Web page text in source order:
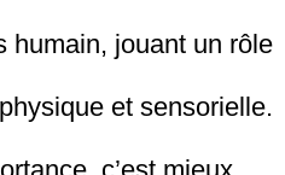
humain, jouant un rôle
et sensorielle.